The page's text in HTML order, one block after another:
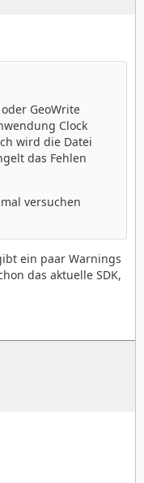
GeoWrite
Clock
wird die Datei
das Fehlen
versuchen
ein paar Warnings
das aktuelle SDK,